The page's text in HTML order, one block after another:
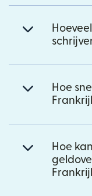
Hoe
Hoe